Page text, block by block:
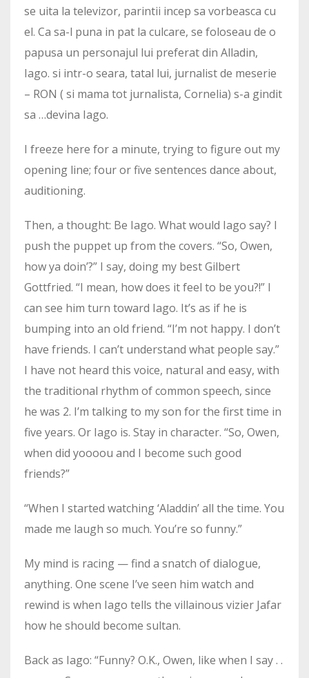
se uita la televizor, parintii incep sa vorbeasca cu
el. Ca sa-l puna in pat la culcare, se foloseau de o
papusa un personajul lui preferat din Alladin,
Iago. si intr-o seara, tatal lui, jurnalist de meserie
– RON ( si mama tot jurnalista, Cornelia) s-a gindit
sa …devina Iago.
I freeze here for a minute, trying to figure out my
opening line; four or five sentences dance about,
auditioning.
Then, a thought: Be Iago. What would Iago say? I
push the puppet up from the covers. “So, Owen,
how ya doin’?” I say, doing my best Gilbert
Gottfried. “I mean, how does it feel to be you?!” I
can see him turn toward Iago. It’s as if he is
bumping into an old friend. “I’m not happy. I don’t
have friends. I can’t understand what people say.”
I have not heard this voice, natural and easy, with
the traditional rhythm of common speech, since
he was 2. I’m talking to my son for the first time in
five years. Or Iago is. Stay in character. “So, Owen,
when did yoooou and I become such good
friends?”
“When I started watching ‘Aladdin’ all the time. You
made me laugh so much. You’re so funny.”
My mind is racing — find a snatch of dialogue,
anything. One scene I’ve seen him watch and
rewind is when Iago tells the villainous vizier Jafar
how he should become sultan.
Back as Iago: “Funny? O.K., Owen, like when I say . .